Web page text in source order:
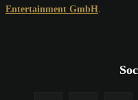
Entertainment GmbH